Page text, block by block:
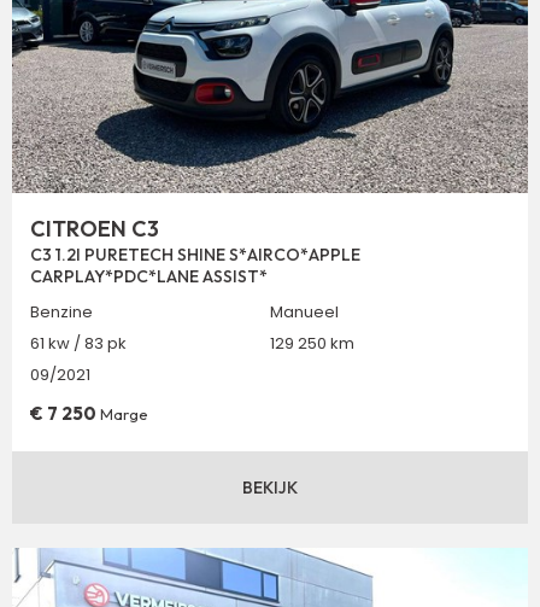
CITROEN C3
C3 1.2I PURETECH SHINE S*AIRCO*APPLE
CARPLAY*PDC*LANE ASSIST*
Benzine
Manueel
61 kw / 83 pk
129 250 km
09/2021
€ 7 250 Marge
BEKIJK